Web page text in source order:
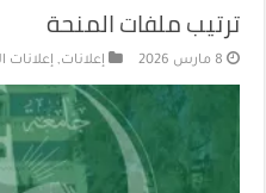
ترتيب ملفات المنحة
8 مارس 2026 إعلانات, إعلانات